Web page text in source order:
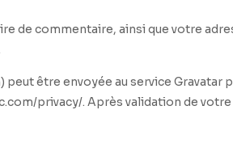
de commentaire, ainsi que votre
être envoyée au service Gravatar
privacy/. Après validation de